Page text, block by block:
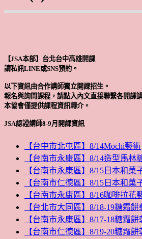
【JSA本部】台北台中高雄開課
請私訊LINE或SNS預約。
以下資訊由合作講師獨立開課招生。
報名與詢問課程，請點入內文直接聯繫各開課
本協會僅提供課程資訊轉介。
JSA認證講師8-9月開課資訊
【台中市北屯區】8/14Mochi藝術
【台南市永康區】8/14造型馬林
【台南市永康區】8/15日本和菓
【台南市仁德區】8/15日本和菓
【台南市永康區】8/16咖啡拉花
【台北市大同區】8/18-19糖霜餅
【台南市永康區】8/17-18糖霜餅
【台南市仁德區】8/19-20糖霜餅